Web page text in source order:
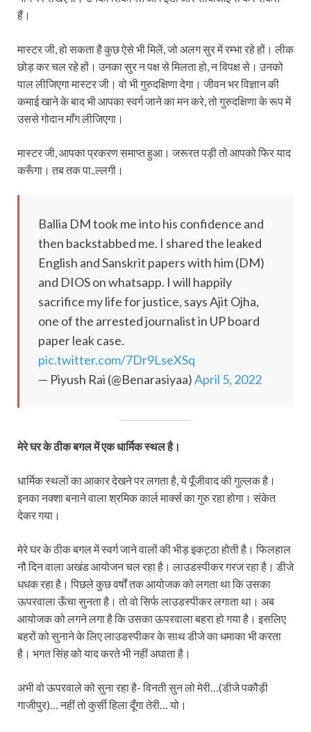
हैं।
मास्टर जी, हो सकता है कुछ ऐसे भी मिलें, जो अलग सुर में रम्भा रहे हों। लीक
छोड़ कर चल रहे हों। उनका सुर न पक्ष से मिलता हो, न विपक्ष से। उनको
पाल लीजिएगा मास्टर जी। वो भी गुरुदक्षिणा देगा। जीवन भर विज्ञान की
कमाई खाने के बाद भी आपका स्वर्ग जाने का मन करे, तो गुरुदक्षिणा के रूप में
उससे गोदान माँग लीजिएगा।
मास्टर जी, आपका प्रकरण समाप्त हुआ। जरूरत पड़ी तो आपको फिर याद
करूँगा। तब तक पा..ल्लगी।
Ballia DM took me into his confidence and
then backstabbed me. I shared the leaked
English and Sanskrit papers with him (DM)
and DIOS on whatsapp. I will happily
sacrifice my life for justice, says Ajit Ojha,
one of the arrested journalist in UP board
paper leak case.
pic.twitter.com/7Dr9LseXSq
— Piyush Rai (@Benarasiyaa)April 5, 2022
मेरे घर के ठीक बगल में एक धार्मिक स्थल है।
धार्मिक स्थलों का आकार देखने पर लगता है, ये पूँजीवाद की गुल्लक है।
इनका नक्शा बनाने वाला श्रमिक कार्ल मार्क्स का गुरु रहा होगा। संकेत
देकर गया।
मेरे घर के ठीक बगल में स्वर्ग जाने वालों की भीड़ इकट्ठा होती है। फिलहाल
नौ दिन वाला अखंड आयोजन चल रहा है। लाउडस्पीकर गरज रहा है। डीजे
धधक रहा है। पिछले कुछ वर्षों तक आयोजक को लगता था कि उसका
ऊपरवाला ऊँचा सुनता है। तो वो सिर्फ लाउडस्पीकर लगाता था। अब
आयोजक को लगने लगा है कि उसका ऊपरवाला बहरा हो गया है। इसलिए
बहरों को सुनाने के लिए लाउडस्पीकर के साथ डीजे का धमाका भी करता
है। भगत सिंह को याद करते भी नहीं अघाता है।
अभी वो ऊपरवाले को सुना रहा है- विनती सुन लो मेरी…(डीजे पकौड़ी
गाजीपुर)… नहीं तो कुर्सी हिला दूँगा तेरी… यो।